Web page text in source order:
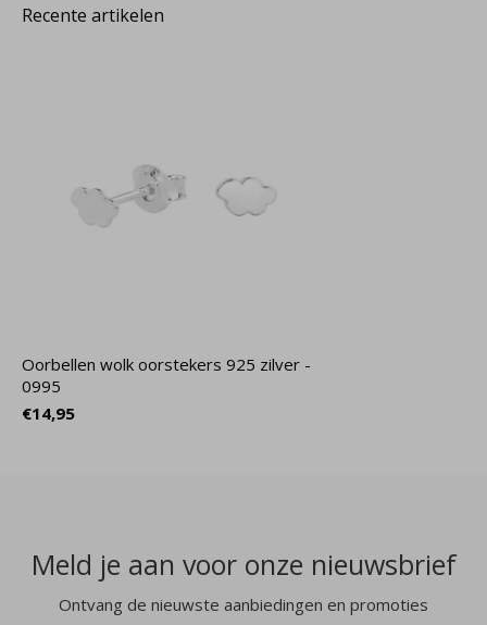
Recente artikelen
Oorbellen wolk oorstekers 925 zilver -
0995
€14,95
Meld je aan voor onze nieuwsbrief
Ontvang de nieuwste aanbiedingen en promoties